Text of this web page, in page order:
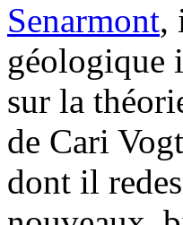
Senarmont,
géologique
sur la
de Cari
dont il